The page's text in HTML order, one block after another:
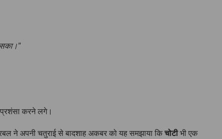
प्रशंसा करने लगे।
ने अपनी चतुराई से बादशाह अकबर को यह समझाया कि चोटीभी एक